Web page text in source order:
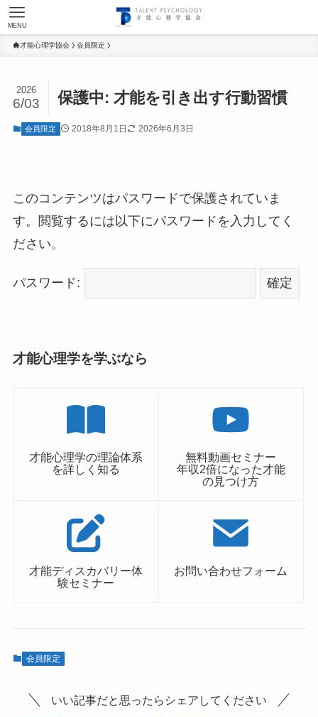
MENU
才能心理学協会 会員限定
保護中: 才能を引き出す行動習慣
2026
6/03
会員限定 2018年8月1日 2026年6月3日
このコンテンツはパスワードで保護されていま
す。閲覧するには以下にパスワードを入力してく
ださい。
パスワード:
才能心理学を学ぶなら
才能心理学の理論体系
を詳しく知る
無料動画セミナー
年収2倍になった才能
の見つけ方
才能ディスカバリー体
験セミナー
お問い合わせフォーム
会員限定
いい記事だと思ったらシェアしてください